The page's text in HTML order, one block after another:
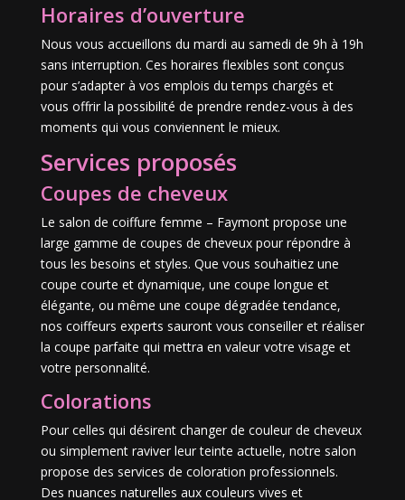
Horaires d’ouverture
Nous vous accueillons du mardi au samedi de 9h à 19h
sans interruption. Ces horaires flexibles sont conçus
pour s’adapter à vos emplois du temps chargés et
vous offrir la possibilité de prendre rendez-vous à des
moments qui vous conviennent le mieux.
Services proposés
Coupes de cheveux
Le salon de coiffure femme – Faymont propose une
large gamme de coupes de cheveux pour répondre à
tous les besoins et styles. Que vous souhaitiez une
coupe courte et dynamique, une coupe longue et
élégante, ou même une coupe dégradée tendance,
nos coiffeurs experts sauront vous conseiller et réaliser
la coupe parfaite qui mettra en valeur votre visage et
votre personnalité.
Colorations
Pour celles qui désirent changer de couleur de cheveux
ou simplement raviver leur teinte actuelle, notre salon
propose des services de coloration professionnels.
Des nuances naturelles aux couleurs vives et